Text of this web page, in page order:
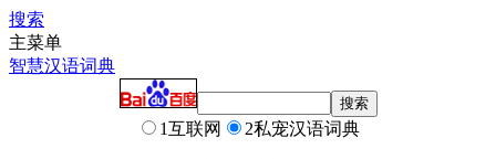
搜索
主菜单
智慧汉语词典
1互联网 2私宠汉语词典